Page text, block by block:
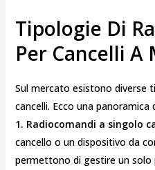
Tipologie Di
Per Cancelli A
Sul mercato esistono diverse
cancelli. Ecco una panoramica
1. Radiocomandi a singolo
cancello o un dispositivo da
permettono di gestire un solo